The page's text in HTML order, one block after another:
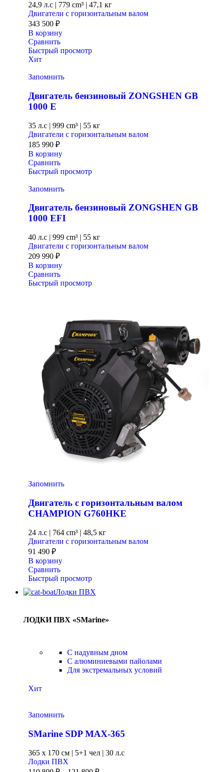
24,9 л.с | 779 cm³ | 47,1 кг
Двигатели с горизонтальным валом
343 500 ₽
В корзину
Сравнить
Быстрый просмотр
Хит
Запомнить
Двигатель бензиновый ZONGSHEN GB
1000 E
35 л.с | 999 cm³ | 55 кг
Двигатели с горизонтальным валом
185 990 ₽
В корзину
Сравнить
Быстрый просмотр
Запомнить
Двигатель бензиновый ZONGSHEN GB
1000 EFI
40 л.с | 999 cm³ | 55 кг
Двигатели с горизонтальным валом
209 990 ₽
В корзину
Сравнить
Быстрый просмотр
Запомнить
Двигатель с горизонтальным валом
CHAMPION G760HKE
24 л.с | 764 cm³ | 48,5 кг
Двигатели с горизонтальным валом
91 490 ₽
В корзину
Сравнить
Быстрый просмотр
Лодки ПВХ
ЛОДКИ ПВХ «SMarine»
C надувным дном
C алюминиевыми пайолами
Для экстремальных условий
Хит
Запомнить
SMarine SDP MAX-365
365 x 170 см | 5+1 чел | 30 л.с
Лодки ПВХ